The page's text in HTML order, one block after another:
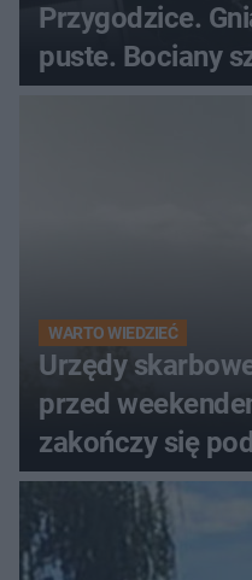
Przygodzice.
puste. Bociany
WARTO WIEDZIEĆ
Urzędy
przed
zakończy się